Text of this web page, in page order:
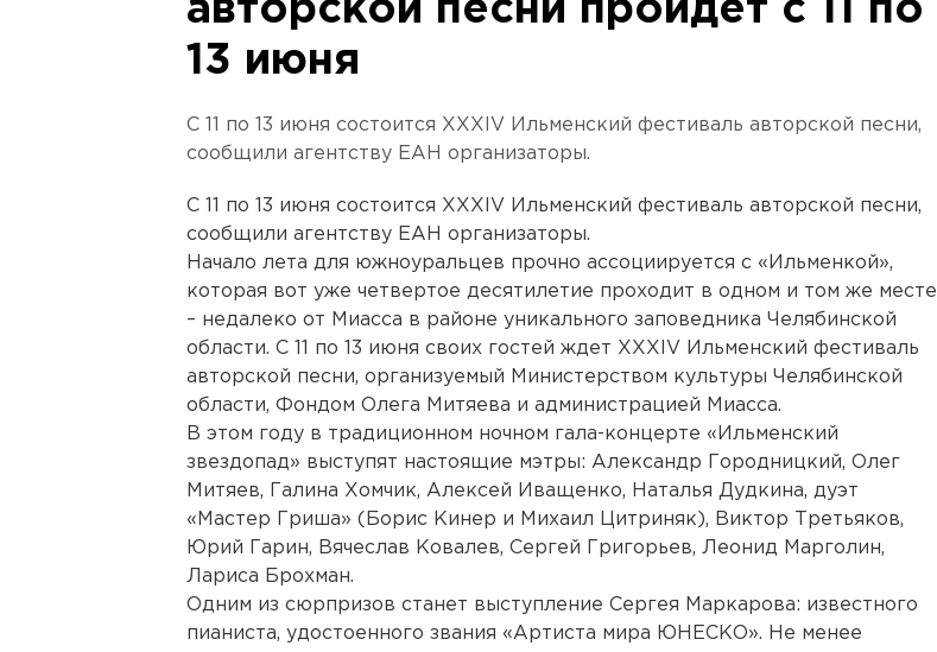
авторской песни пройдет с 11 по
13 июня
С 11 по 13 июня состоится XXXIV Ильменский фестиваль авторской песни,
сообщили агентству ЕАН организаторы.
С 11 по 13 июня состоится XXXIV Ильменский фестиваль авторской песни,
сообщили агентству ЕАН организаторы.
Начало лета для южноуральцев прочно ассоциируется с «Ильменкой»,
которая вот уже четвертое десятилетие проходит в одном и том же месте
– недалеко от Миасса в районе уникального заповедника Челябинской
области. С 11 по 13 июня своих гостей ждет XXXIV Ильменский фестиваль
авторской песни, организуемый Министерством культуры Челябинской
области, Фондом Олега Митяева и администрацией Миасса.
В этом году в традиционном ночном гала-концерте «Ильменский
звездопад» выступят настоящие мэтры: Александр Городницкий, Олег
Митяев, Галина Хомчик, Алексей Иващенко, Наталья Дудкина, дуэт
«Мастер Гриша» (Борис Кинер и Михаил Цитриняк), Виктор Третьяков,
Юрий Гарин, Вячеслав Ковалев, Сергей Григорьев, Леонид Марголин,
Лариса Брохман.
Одним из сюрпризов станет выступление Сергея Маркарова: известного
пианиста, удостоенного звания «Артиста мира ЮНЕСКО». Не менее